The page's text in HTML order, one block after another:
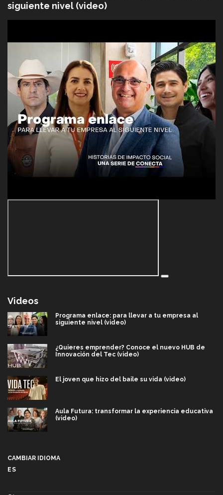
siguiente nivel (video)
Videos
Programa enlace: para llevar a tu empresa al
siguiente nivel (video)
¿Quieres emprender? Conoce el nuevo HUB de
Innovación del Tec (video)
El joven que hizo del baile su vida (video)
Aula Futura: transformar la experiencia educativa
(video)
CAMBIAR IDIOMA
ES